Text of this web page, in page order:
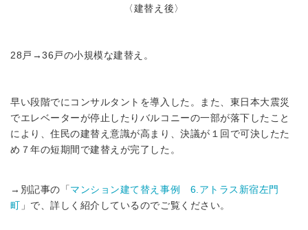
〈建替え後〉
28戸→36戸の小規模な建替え。
早い段階でにコンサルタントを導入した。また、東日本大震災
でエレベーターが停止したりバルコニーの一部が落下したこと
により、住民の建替え意識が高まり、決議が１回で可決したた
め７年の短期間で建替えが完了した。
→別記事の「マンション建て替え事例 6.アトラス新宿左門
町 」で、詳しく紹介しているのでご覧ください。